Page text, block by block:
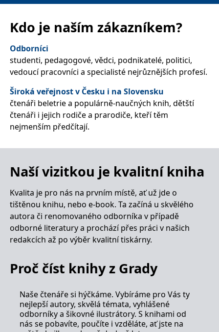
Kdo je naším zákazníkem?
Odborníci
studenti, pedagogové, vědci, podnikatelé, politici,
vedoucí pracovníci a specialisté nejrůznějších profesí.
Široká veřejnost v Česku i na Slovensku
čtenáři beletrie a populárně-naučných knih, dětští
čtenáři i jejich rodiče a prarodiče, kteří těm
nejmenším předčítají.
Naší vizitkou je kvalitní kniha
Kvalita je pro nás na prvním místě, ať už jde o
tištěnou knihu, nebo e-book. Ta začíná u skvělého
autora či renomovaného odborníka v případě
odborné literatury a prochází přes práci v našich
redakcích až po výběr kvalitní tiskárny.
Proč číst knihy z Grady
Naše čtenáře si hýčkáme. Vybíráme pro Vás ty
nejlepší autory, skvělá témata, vyhlášené
odborníky a šikovné ilustrátory. S knihami od
nás se pobavíte, poučíte i vzděláte, ať jste na
číslo, jeho
použití může
dobrým
příkladem je
udržování
stránkami.
__cf_bm
Cloudflare Inc.
.heureka.cz
30 minut
Tento soubor
přínosné, aby
bylo možné
podávat
o používání
webových
stránek.
CookieConsent
Cybot A/S
www.bambook.cz
1 rok
Tento soubor
Google LLC
.www.grada.cz
měsíc
přihlášení
pomocí
Google
ASP.NET_SessionId
Microsoft
Zavřením
prohlížeče
Tento soubor